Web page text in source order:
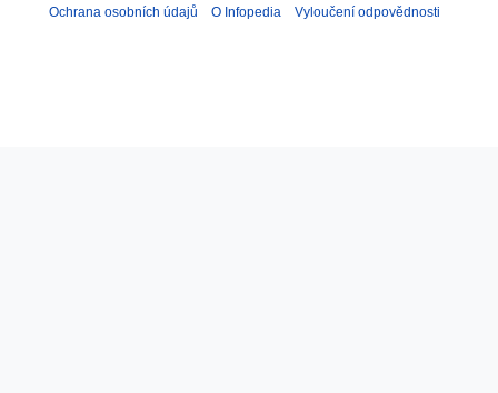
Ochrana osobních údajů O Infopedia Vyloučení odpovědnosti